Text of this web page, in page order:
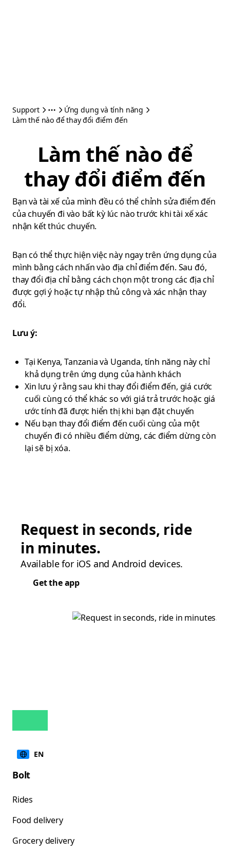
Support
Ứng dụng và tính năng
Làm thế nào để thay đổi điểm đến
Làm thế nào để
thay đổi điểm đến
Bạn và tài xế của mình đều có thể chỉnh sửa điểm đến
của chuyến đi vào bất kỳ lúc nào trước khi tài xế xác
nhận kết thúc chuyến.
Bạn có thể thực hiện việc này ngay trên ứng dụng của
mình bằng cách nhấn vào địa chỉ điểm đến. Sau đó,
thay đổi địa chỉ bằng cách chọn một trong các địa chỉ
được gợi ý hoặc tự nhập thủ công và xác nhận thay
đổi.
Lưu ý:
Tại Kenya, Tanzania và Uganda, tính năng này chỉ
khả dụng trên ứng dụng của hành khách
Xin lưu ý rằng sau khi thay đổi điểm đến, giá cước
cuối cùng có thể khác so với giá trả trước hoặc giá
ước tính đã được hiển thị khi bạn đặt chuyến
Nếu bạn thay đổi điểm đến cuối cùng của một
chuyến đi có nhiều điểm dừng, các điểm dừng còn
lại sẽ bị xóa.
Request in seconds, ride
in minutes.
Available for iOS and Android devices.
Get the app
EN
Bolt
Rides
Food delivery
Grocery delivery